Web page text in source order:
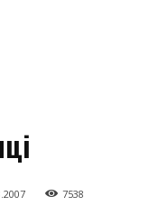
7538